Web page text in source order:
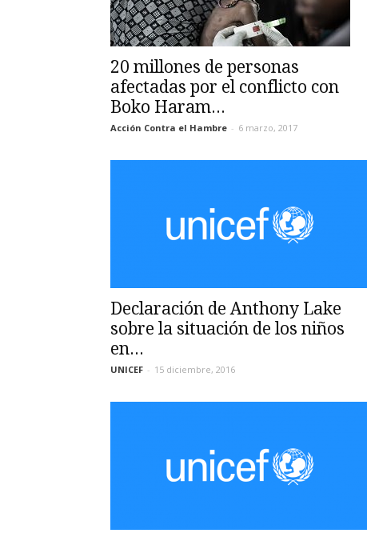
20 millones de personas
afectadas por el conflicto con
Boko Haram...
Acción Contra el Hambre - 6 marzo, 2017
Declaración de Anthony Lake
sobre la situación de los niños
en...
UNICEF - 15 diciembre, 2016